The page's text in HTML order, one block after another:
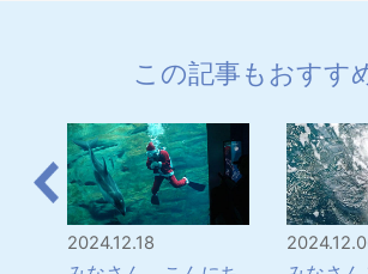
この記事もおすす
2024.12.18